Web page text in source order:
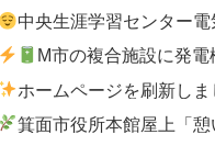
中央生涯学習センター電気設備改修
M市の複合施設に発電機
ホームページを刷新しました ― 歴史と技
箕面市役所本館屋上「憩いの広